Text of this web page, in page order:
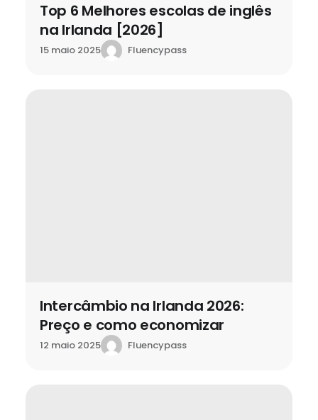
Top 6 Melhores escolas de inglês
na Irlanda [2026]
15 maio 2025 Fluencypass
Intercâmbio na Irlanda 2026:
Preço e como economizar
12 maio 2025 Fluencypass